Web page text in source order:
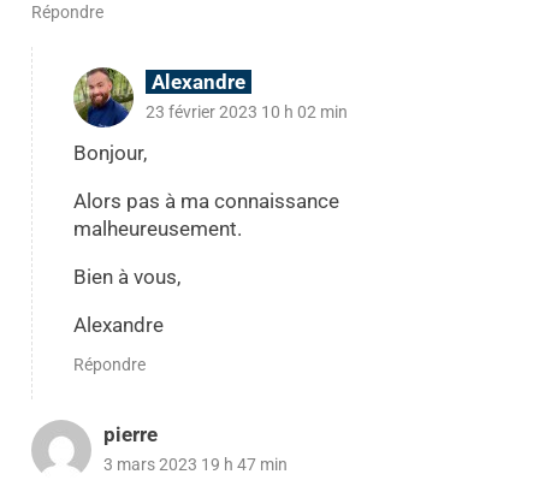
Répondre
Alexandre
23 février 2023 10 h 02 min
Bonjour,
Alors pas à ma connaissance
malheureusement.
Bien à vous,
Alexandre
Répondre
pierre
3 mars 2023 19 h 47 min